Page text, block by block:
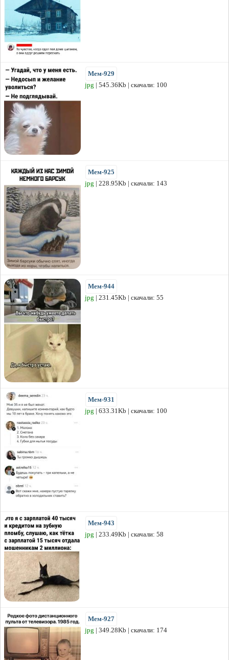
Мем-929
jpg | 545.36Kb | скачали: 100
Мем-925
jpg | 228.95Kb | скачали: 143
Мем-944
jpg | 231.45Kb | скачали: 55
Мем-931
jpg | 633.31Kb | скачали: 100
Мем-943
jpg | 233.49Kb | скачали: 58
Мем-927
jpg | 349.28Kb | скачали: 174